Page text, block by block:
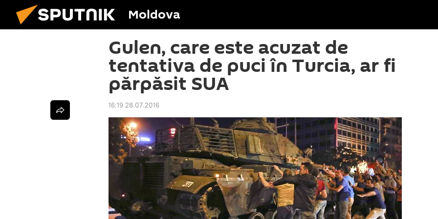
Moldova
Gulen, care este acuzat de
tentativa de puci în Turcia, ar fi
părpăsit SUA
16:19 28.07.2016